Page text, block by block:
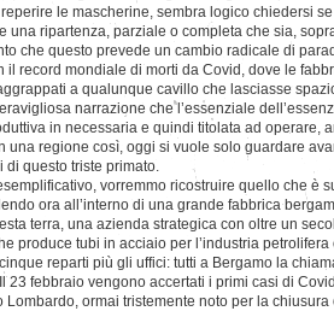
le mascherine, sembra logico chiedersi
una ripartenza, parziale o completa che sia,
che questo prevede un cambio radicale di
il record mondiale di morti da Covid, dove le
a qualunque cavillo che lasciasse
narrazione che l’essenziale
in necessaria e quindi titolata ad operare,
una regione così, oggi si vuole solo guardare
questo triste primato.
vorremmo ricostruire quello che è
ora all’interno di una grande fabbrica
terra, una azienda strategica con oltre un
produce tubi in acciaio per l’industria
reparti più gli uffici: tutti a Bergamo la
23 febbraio vengono accertati i primi casi di
Lombardo, ormai tristemente noto per la chiusura